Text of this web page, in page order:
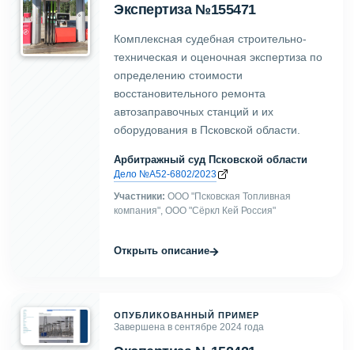
Экспертиза №155471
Комплексная судебная строительно-
техническая и оценочная экспертиза по
определению стоимости
восстановительного ремонта
автозаправочных станций и их
оборудования в Псковской области.
Арбитражный суд Псковской области
Дело №А52-6802/2023
Участники: ООО "Псковская Топливная
компания", ООО "Сёркл Кей Россия"
Открыть описание→
ОПУБЛИКОВАННЫЙ ПРИМЕР
Завершена в сентябре 2024 года